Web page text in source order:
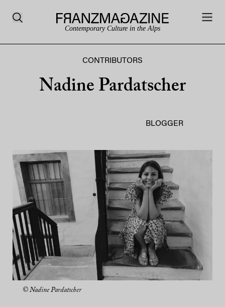
Contemporary Culture in the Alps
CONTRIBUTORS
Nadine Pardatscher
BLOGGER
© Nadine Pardatscher